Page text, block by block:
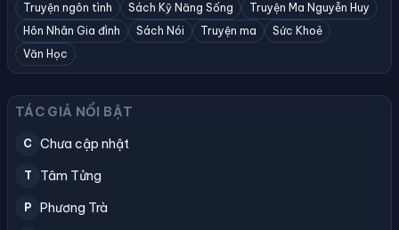
Truyện ngôn tình Sách Kỹ Năng Sống
Truyện Ma Nguyễn Huy
Hôn Nhân Gia đình
Sách Nói Truyện ma
Sức Khoẻ
Văn Học
TÁC GIẢ NỔI BẬT
C Chưa cập nhật
T Tâm Tửng
P Phương Trà